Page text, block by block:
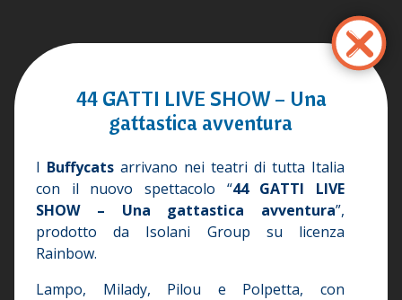
44 GATTI LIVE SHOW – Una
gattastica avventura
I Buffycats arrivano nei teatri di tutta Italia
con il nuovo spettacolo “44 GATTI LIVE
SHOW – Una gattastica avventura”,
prodotto da Isolani Group su licenza
Rainbow.
Lampo, Milady, Pilou e Polpetta, con